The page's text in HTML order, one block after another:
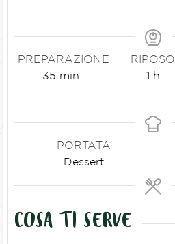
PREPARAZIONE
35 min
RIPOSO
1 h
PORTATA
Dessert
COSA TI SERVE